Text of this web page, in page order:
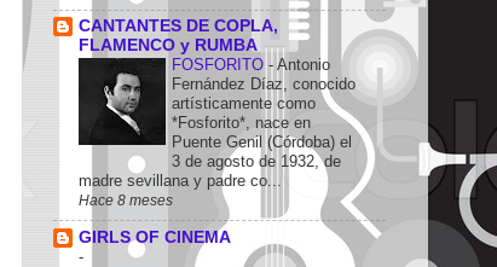
CANTANTES DE COPLA,
FLAMENCO y RUMBA
FOSFORITO - Antonio
Fernández Díaz, conocido
artísticamente como
*Fosforito*, nace en
Puente Genil (Córdoba) el
3 de agosto de 1932, de
madre sevillana y padre co...
Hace 8 meses
GIRLS OF CINEMA
-